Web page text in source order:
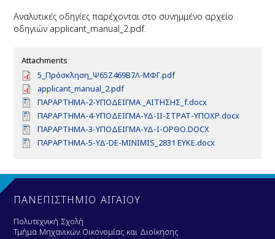
Αναλυτικές οδηγίες παρέχονται στο συνημμένο αρχείο
οδηγιών applicant_manual_2.pdf.
Attachments
D
o
c
u
m
e
n
t
5_Πρόσκληση_Ψ65Ζ469Β7Λ-ΜΦΓ.pdf
D
o
c
u
m
e
n
applicant_manual_2.pdf
D
o
c
u
m
t
ΠΑΡΑΡΤΗΜΑ-2-ΥΠΟΔΕΙΓΜΑ _ΑΙΤΗΣΗΣ_f.docx
D
o
c
u
n
ΠΑΡΑΡΤΗΜΑ-4-ΥΠΟΔΕΙΓΜΑ-ΥΔ-ΙΙ-ΣΤΡΑΤ-ΥΠΟΧΡ.docx
D
o
c
e
t
ΠΑΡΑΡΤΗΜΑ-3-ΥΠΟΔΕΙΓΜΑ-ΥΔ-Ι-ΟΡΘΟ.DOCX
D
u
e
n
t
ΠΑΡΑΡΤΗΜΑ-5-ΥΔ-DE-MINIMIS_2831 ΕΥΚΕ.docx
ΠΑΝΕΠΙΣΤΗΜΙΟ ΑΙΓΑΙΟΥ
Πολυτεχνική Σχολή
Τμήμα Μηχανικών Οικονομίας και Διοίκησης